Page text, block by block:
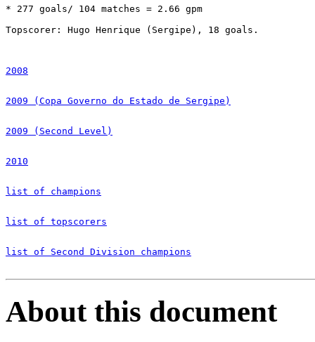
* 277 goals/ 104 matches = 2.66 gpm
Topscorer: Hugo Henrique (Sergipe), 18 goals.
2008
2009 (Copa Governo do Estado de Sergipe)
2009 (Second Level)
2010
list of champions
list of topscorers
list of Second Division champions
About this document